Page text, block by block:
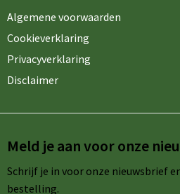
Algemene voorwaarden
Cookieverklaring
Privacyverklaring
Disclaimer
Meld je aan voor onze
Schrijf je in voor onze nieuwsbrief
bestelling.